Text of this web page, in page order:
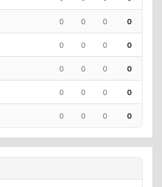
0 0 0 0
0 0 0 0
0 0 0 0
0 0 0 0
0 0 0 0